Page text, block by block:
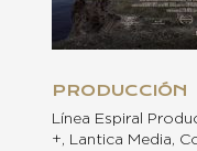
PRODUCCIÓN
Línea Espiral
+, Lantica Media,